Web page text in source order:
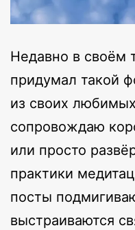
Недавно в своём
придумал такой
из своих
сопровождаю
или просто
практики
посты
выстраиваются